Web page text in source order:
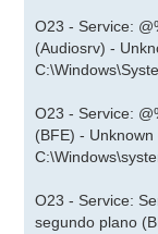
O23 - Service:
(Audiosrv) -
O23 - Service:
(BFE) - Unknown
O23 - Service:
segundo plano